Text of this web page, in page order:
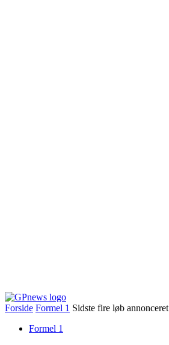
Forside Formel 1 Sidste fire løb annonceret
Formel 1